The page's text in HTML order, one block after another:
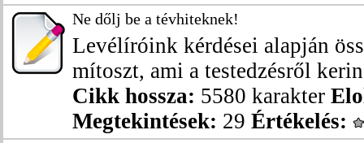
Ne dőlj be a tévhiteknek!
Levélíróink kérdései alapján
mítoszt, ami a testedzésről
Cikk hossza: 5580 karakter
Megtekintések: 29 Értékelés: